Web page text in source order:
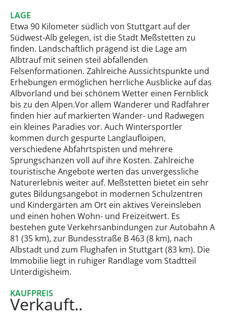
LAGE
Etwa 90 Kilometer südlich von Stuttgart auf der
Südwest-Alb gelegen, ist die Stadt Meßstetten zu
finden. Landschaftlich prägend ist die Lage am
Albtrauf mit seinen steil abfallenden
Felsenformationen. Zahlreiche Aussichtspunkte und
Erhebungen ermöglichen herrliche Ausblicke auf das
Albvorland und bei schönem Wetter einen Fernblick
bis zu den Alpen.Vor allem Wanderer und Radfahrer
finden hier auf markierten Wander- und Radwegen
ein kleines Paradies vor. Auch Wintersportler
kommen durch gespurte Langlaufloipen,
verschiedene Abfahrtspisten und mehrere
Sprungschanzen voll auf ihre Kosten. Zahlreiche
touristische Angebote werten das unvergessliche
Naturerlebnis weiter auf. Meßstetten bietet ein sehr
gutes Bildungsangebot in modernen Schulzentren
und Kindergärten am Ort ein aktives Vereinsleben
und einen hohen Wohn- und Freizeitwert. Es
bestehen gute Verkehrsanbindungen zur Autobahn A
81 (35 km), zur Bundesstraße B 463 (8 km), nach
Albstadt und zum Flughafen in Stuttgart (83 km). Die
Immobilie liegt in ruhiger Randlage vom Stadtteil
Unterdigisheim.
KAUFPREIS
Verkauft..